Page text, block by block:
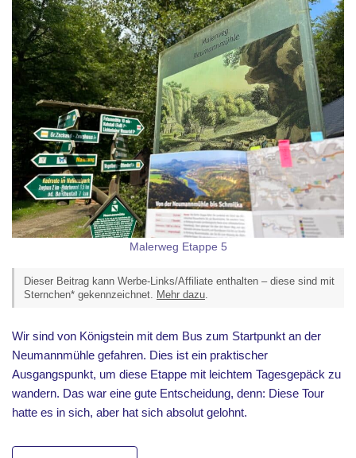
Malerweg Etappe 5
Dieser Beitrag kann Werbe-Links/Affiliate enthalten – diese sind mit
Sternchen* gekennzeichnet. Mehr dazu.
Wir sind von Königstein mit dem Bus zum Startpunkt an der
Neumannmühle gefahren. Dies ist ein praktischer
Ausgangspunkt, um diese Etappe mit leichtem Tagesgepäck zu
wandern. Das war eine gute Entscheidung, denn: Diese Tour
hatte es in sich, aber hat sich absolut gelohnt.